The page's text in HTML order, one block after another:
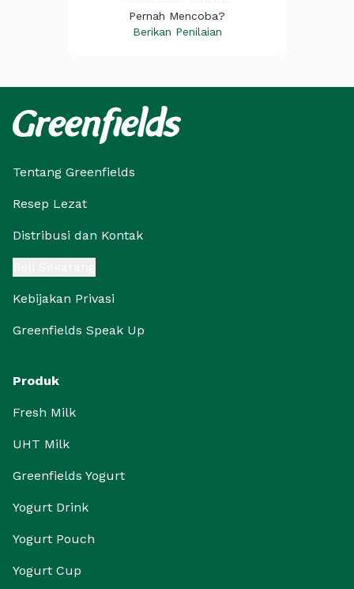
Pernah Mencoba?
Berikan Penilaian
Tentang Greenfields
Resep Lezat
Distribusi dan Kontak
Kebijakan Privasi
Greenfields Speak Up
Produk
Fresh Milk
UHT Milk
Greenfields Yogurt
Yogurt Drink
Yogurt Pouch
Yogurt Cup